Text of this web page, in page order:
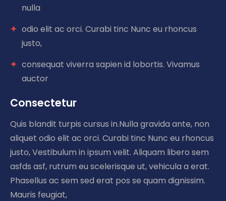
nulla
odio elit ac orci. Curabi tinc Nunc eu rhoncus
justo,
consequat viverra sapien id lobortis. Vivamus
auctor
Consectetur
Quis blandit turpis cursus in.Nulla gravida ante, non
aliquet odio elit ac orci. Curabi tinc Nunc eu rhoncus
justo, Vestibulum in ipsum velit. Aliquam libero sem
asfds asf, rutrum eu scelerisque ut, vehicula a erat.
Phasellus ac sem sed erat pos se quam dignissim.
Mauris feugiat,